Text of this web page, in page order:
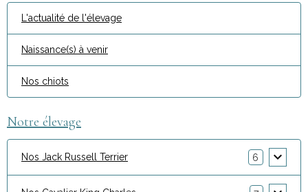
L'actualité de l'élevage
Naissance(s) à venir
Nos chiots
Notre élevage
Nos Jack Russell Terrier 6